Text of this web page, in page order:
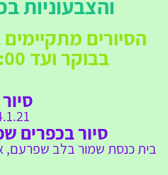
והצבעוניות ב
בבוקר ועד 13:00 בצהריים
סיור 1:
סיור בכפרים
בית כנסת שמור בלב